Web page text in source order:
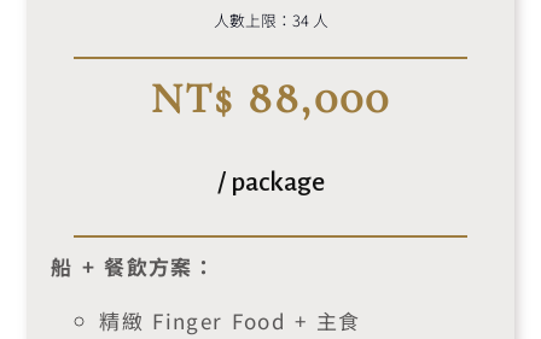
人數上限：34 人
NT$ 88,000
/ package
船 + 餐飲方案：
精緻 Finger Food + 主食